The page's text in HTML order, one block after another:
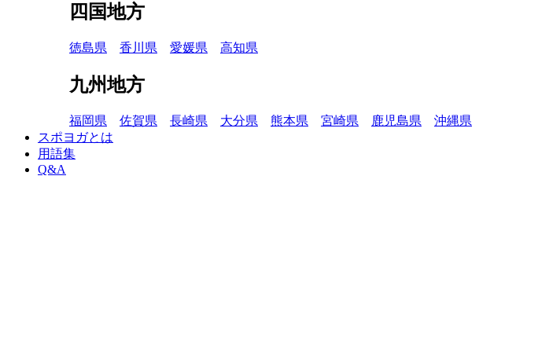
四国地方
徳島県 香川県 愛媛県 高知県
九州地方
福岡県 佐賀県 長崎県 大分県 熊本県 宮崎県 鹿児島県
沖縄県
スポヨガとは
用語集
Q&A